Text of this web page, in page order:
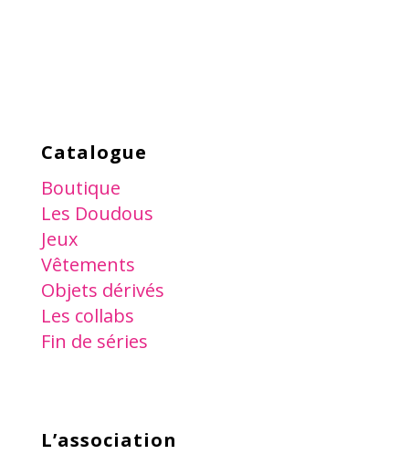
Catalogue
Boutique
Les Doudous
Jeux
Vêtements
Objets dérivés
Les collabs
Fin de séries
L’association